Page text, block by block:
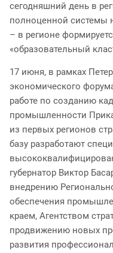
сегодняшний день в
полноценной системы
– в регионе
«образовательный
17 июня, в рамках
экономического
работе по созданию
промышленности
из первых регионов
базу разработают
губернатор Виктор
внедрению
обеспечения
краем, Агентством
продвижению новых
развития